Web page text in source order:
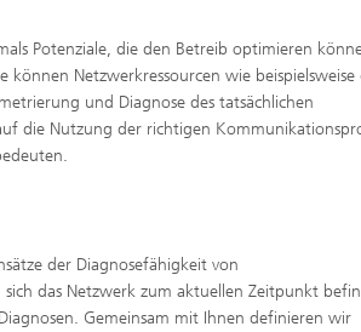
Potenziale, die den Betreib optimieren
Netzwerkressourcen wie beispielsweise
und Diagnose des tatsächlichen
die Nutzung der richtigen
der Diagnosefähigkeit von
das Netzwerk zum aktuellen Zeitpunkt
Gemeinsam mit Ihnen definieren wir